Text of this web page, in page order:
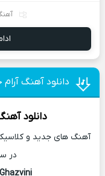
دانلود آهنگ
دانلود
آهنگ های جدید و
در